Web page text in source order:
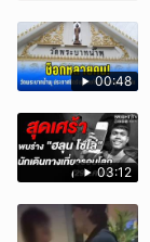
00:48
03:12